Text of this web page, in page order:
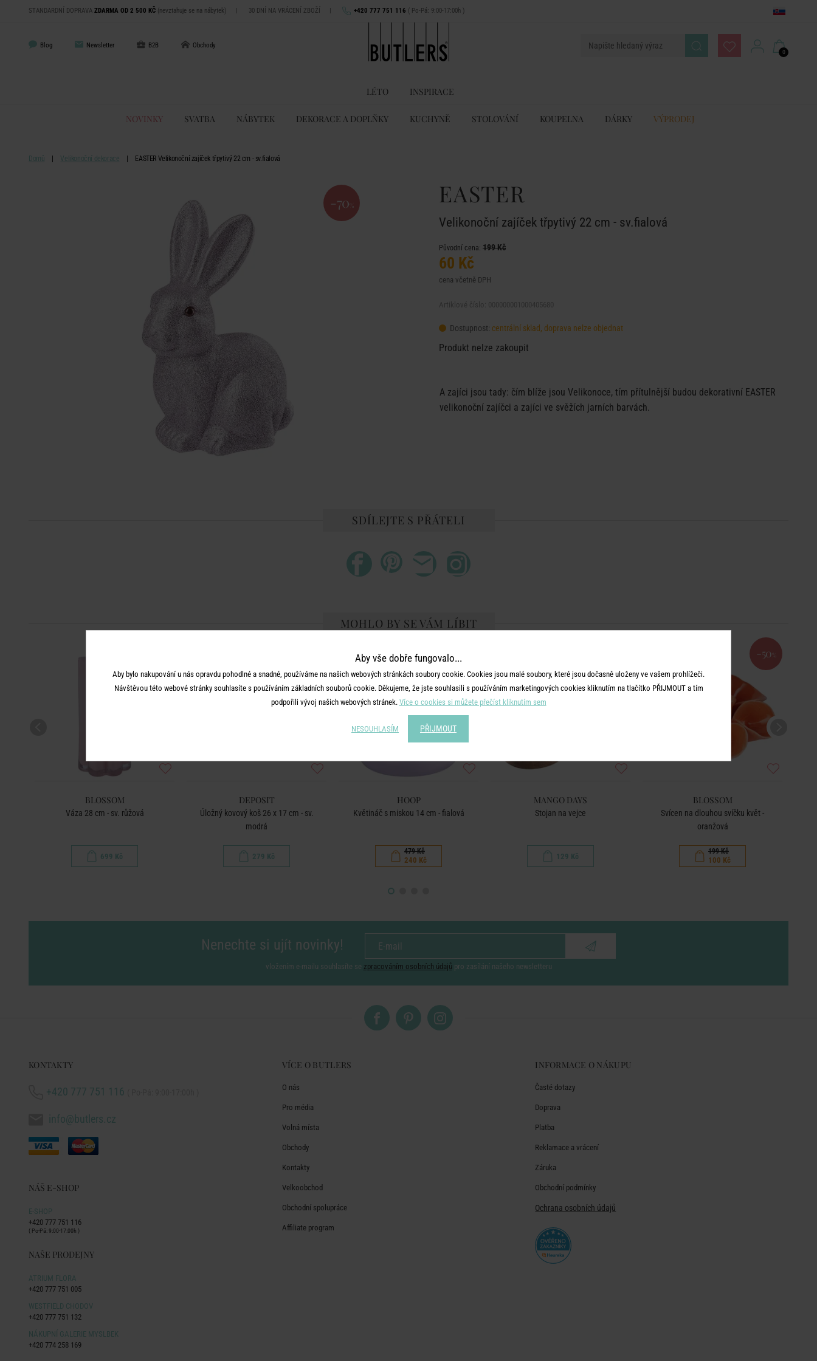
STANDARDNÍ DOPRAVA ZDARMA OD 2 500 KČ (nevztahuje se na nábytek) | 30 DNÍ NA VRÁCENÍ ZBOŽÍ | +420 777 751 116 ( Po-Pá: 9:00-17:00h )
Blog Newsletter B2B Obchody
0
LÉTO INSPIRACE
NOVINKY SVATBA NÁBYTEK DEKORACE A DOPLŇKY KUCHYNĚ STOLOVÁNÍ KOUPELNA DÁRKY VÝPRODEJ
Domů Velikonoční dekorace EASTER Velikonoční zajíček třpytivý 22 cm - sv.fialová
-70 % EASTER
Velikonoční zajíček třpytivý 22 cm - sv.fialová
Původní cena: 199 Kč
60 Kč
cena včetně DPH
Dostupnost: centrální sklad, doprava nelze objednat
Produkt nelze zakoupit
A zajíci jsou tady: čím blíže jsou Velikonoce, tím přítulnější budou dekorativní EASTER
velikonoční zajíčci a zajíci ve svěžích jarních barvách.
SDÍLEJTE S PŘÁTELI
MOHLO BY SE VÁM LÍBIT
BLOSSOM
Váza 28 cm - sv. růžová
699 Kč
DEPOSIT
Úložný kovový koš 26 x 17 cm - sv.
modrá
279 Kč
-50
HOOP
Květináč s miskou 14 cm - fialová
479 Kč
240 Kč
MANGO DAYS
Stojan na vejce
129 Kč
-50 %
BLOSSOM
Svícen na dlouhou svíčku květ -
oranžová
199 Kč
100 Kč
Nenechte si ujít novinky!
vložením e-mailu souhlasíte se zpracováním osobních údajů pro zasílání našeho newsletteru
KONTAKTY
+420 777 751 116
info@butlers.cz
NÁŠ E-SHOP
E-SHOP
+420 777 751 116
( Po-Pá: 9:00-17:00h )
NAŠE PRODEJNY
ATRIUM FLORA
+420 777 751 005
WESTFIELD CHODOV
+420 777 751 132
NÁKUPNÍ GALERIE MYSLBEK
+420 774 258 169
VÍCE O BUTLERS
O nás
Pro média
Volná místa
Obchody
Kontakty
Velkoobchod
Obchodní spolupráce
Affiliate program
INFORMACE O NÁKUPU
Časté dotazy
Doprava
Platba
Reklamace a vrácení
Záruka
Obchodní podmínky
Ochrana osobních údajů
Aby vše dobře fungovalo...
Aby bylo nakupování u nás opravdu pohodlné a snadné, používáme na našich webových stránkách soubory cookie. Cookies jsou malé soubory, které jsou dočasně uloženy ve vašem prohlížeči.
Návštěvou této webové stránky souhlasíte s používáním základních souborů cookie. Děkujeme, že jste souhlasili s používáním marketingových cookies kliknutím na tlačítko PŘIJMOUT a tím
podpořili vývoj našich webových stránek. Více o cookies si můžete přečíst kliknutím sem
NESOUHLASÍM PŘIJMOUT